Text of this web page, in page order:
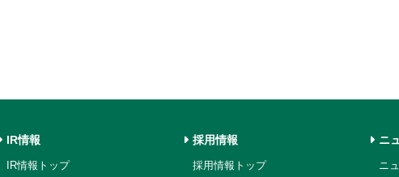
IR情報
IR情報トップ
採用情報
採用情報トップ
ニ
ニ